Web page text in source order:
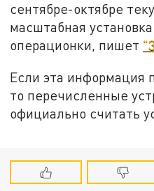
сентябре-октябре
масштабная
операционки, пишет
Если эта информация
то перечисленные
официально считать